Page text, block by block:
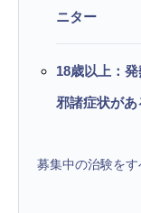
ニター
18歳以上：
邪諸症状があ
募集中の治験を